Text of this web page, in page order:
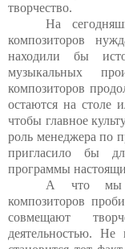
творчество.
На
композиторов
находили бы
музыкальных
композиторов
остаются на столе
чтобы главное
роль менеджера по
пригласило бы
программы
А что мы
композиторов
совмещают
деятельностью.